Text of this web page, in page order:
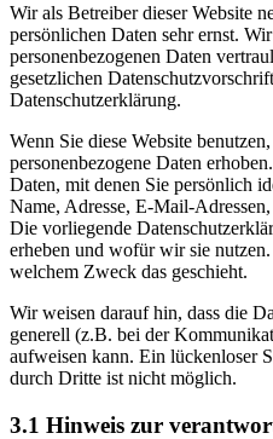
Wir als Betreiber dieser Website
persönlichen Daten sehr ernst.
personenbezogenen Daten
gesetzlichen
Datenschutzerklärung.
Wenn Sie diese Website
personenbezogene Daten
Daten, mit denen Sie persönlich
Name, Adresse, E-Mail-
Die vorliegende
erheben und wofür wir sie
welchem Zweck das geschieht.
Wir weisen darauf hin, dass die
generell (z.B. bei der
aufweisen kann. Ein lückenloser
durch Dritte ist nicht möglich.
3.1 Hinweis zur